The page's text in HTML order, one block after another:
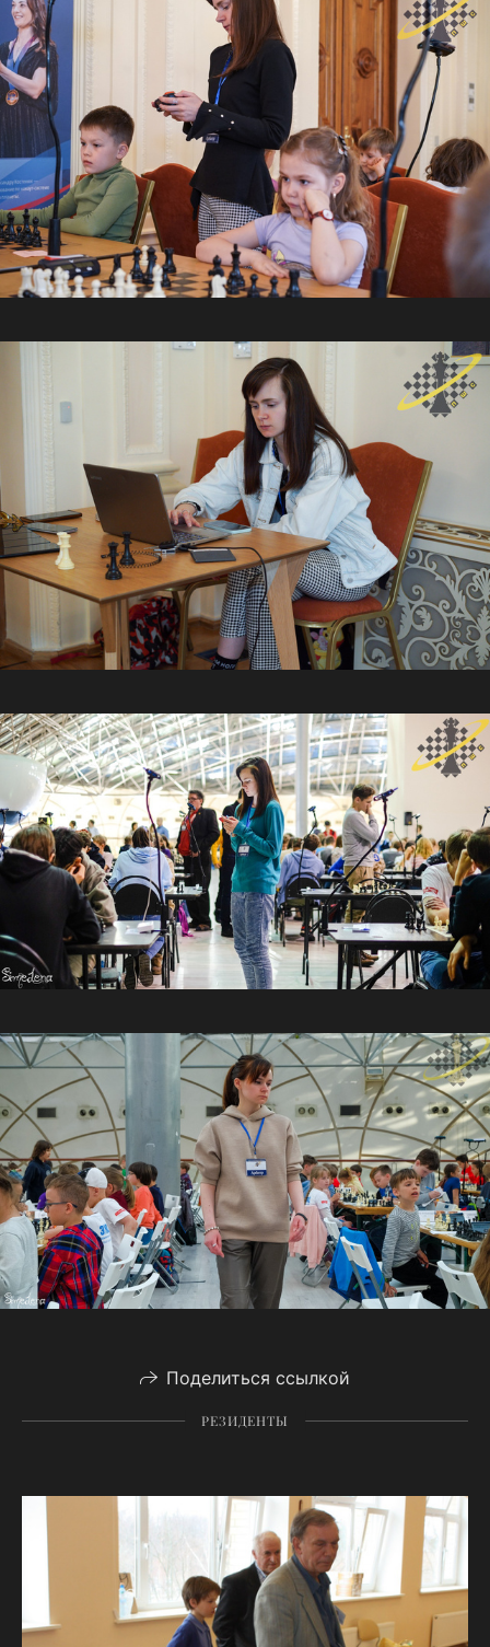
Поделиться ссылкой
РЕЗИДЕНТЫ